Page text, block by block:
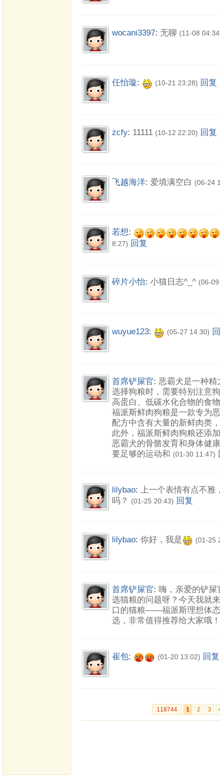
wocani3397: 无聊 (11-08
任怡璇: (10-21 23:28) 回复
zcfy: 11111 (10-12 22:20) 回复
飞越海洋: 爱填满空白 (06-24
若想:
8:27) 回复
碎片小怡: 小猫日志^_^ (06-
wuyue123: (05-27 14:30)
首席铲屎官: 恶霸犬是一种精
选择狗粮时，需要特别注意
高蛋白、低碳水化合物的食
福派斯鲜肉狗粮是一款专为
配方中含有大量的新鲜肉类
此外，福派斯鲜肉狗粮还添
恶霸犬的骨骼发育和身体健
要足够的运动和 (01-30 11:47)
lilybao: 上一个表情有点不雅
吗？
(01-25 20:43) 回复
lilybao: 你好，我是 (01-25
首席铲屎官: 嗨，亲爱的铲屎
选猫粮的问题呀？今天我就
口的猫粮——福派斯理想体
选，非常值得推荐给大家哦！
崔包: (01-20 13:02) 回复
118744 1 2 3